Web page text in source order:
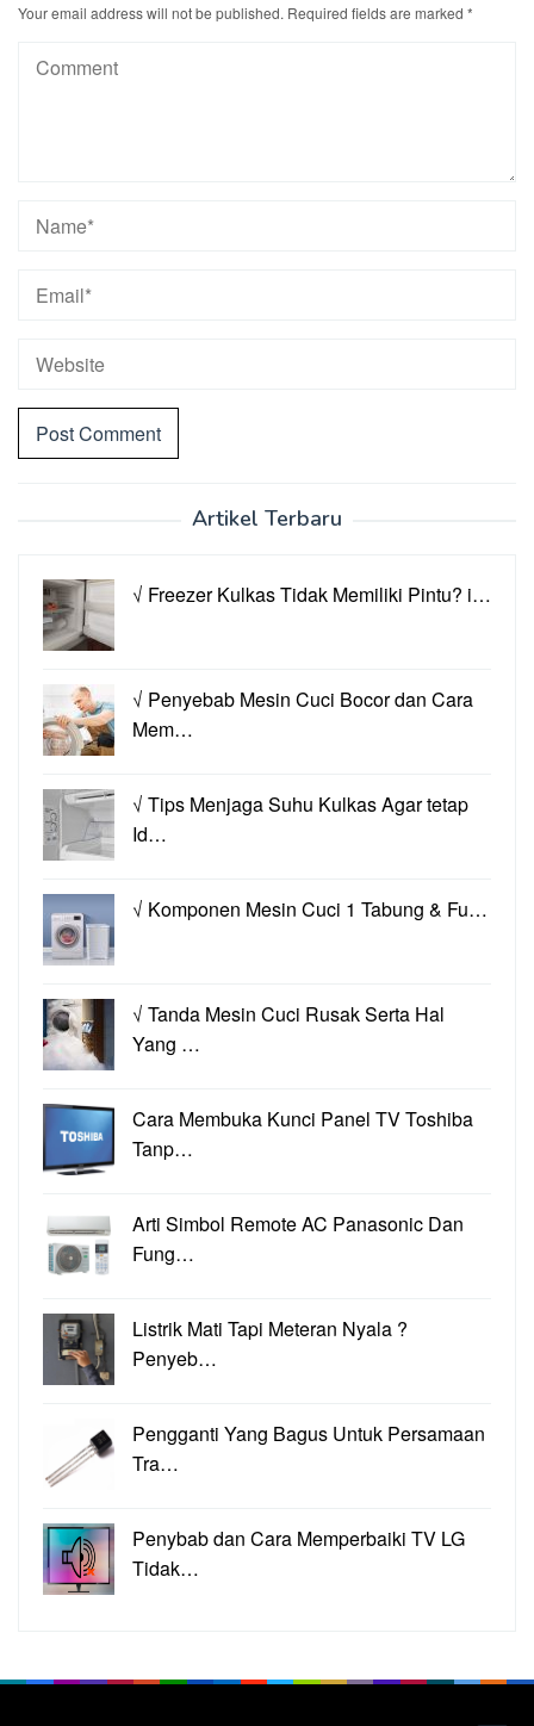
Your email address will not be published. Required fields are marked *
Artikel Terbaru
√ Freezer Kulkas Tidak Memiliki Pintu? i…
√ Penyebab Mesin Cuci Bocor dan Cara
Mem…
√ Tips Menjaga Suhu Kulkas Agar tetap
Id…
√ Komponen Mesin Cuci 1 Tabung & Fu…
√ Tanda Mesin Cuci Rusak Serta Hal
Yang …
Cara Membuka Kunci Panel TV Toshiba
Tanp…
Arti Simbol Remote AC Panasonic Dan
Fung…
Listrik Mati Tapi Meteran Nyala ?
Penyeb…
Pengganti Yang Bagus Untuk Persamaan
Tra…
Penybab dan Cara Memperbaiki TV LG
Tidak…